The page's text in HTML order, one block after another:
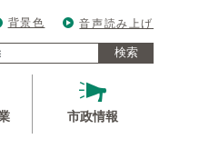
背景色 音声読み上げ
検索
市政情報